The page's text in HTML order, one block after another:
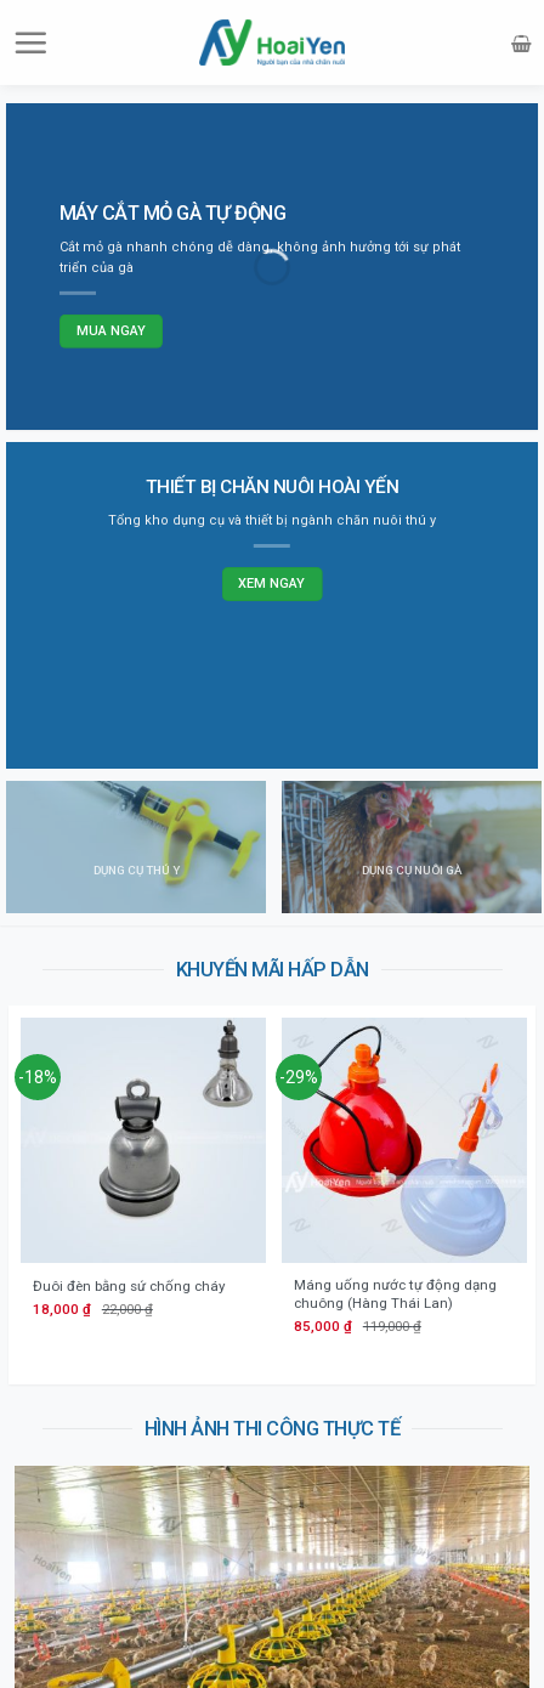
to
Tiết kiệm chi phí, giảm lượng thức ăn rơi vãi
MÁNG NƯỚC CHO GÀ TỰ ĐỘNG
Được làm từ chất liệu nhựa ABS rất bền, khó vỡ
QUẠT HÚT TRANG TRẠI, VƯỜN ƯƠM
Hàng chính hãng và được bảo hành lên đến 12 tháng
MÁY CẮT MỎ GÀ TỰ ĐỘNG
Cắt mỏ gà nhanh chóng dễ dàng, không ảnh hưởng tới sự phát
triển của gà
MUA NGAY
THIẾT BỊ CHĂN NUÔI HOÀI YẾN
Tổng kho dụng cụ và thiết bị ngành chăn nuôi thú y
XEM NGAY
DỤNG CỤ THÚ Y DỤNG CỤ NUÔI GÀ
KHUYẾN MÃI HẤP DẪN
-18%
Đuôi đèn bằng sứ chống cháy
18,000 ₫ 22,000₫
-29%
Máng uống nước tự động dạng
chuông (Hàng Thái Lan)
85,000 ₫ 119,000₫
HÌNH ẢNH THI CÔNG THỰC TẾ